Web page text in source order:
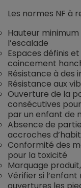
Les normes NF à
Hauteur
l’escalade
Espaces définis
coincement
Résistance à des
Résistance aux
Ouverture de la
consécutives
par un enfant de
Absence de
accroches
Conformité des
pour la toxicité
Marquage
Vérifier si